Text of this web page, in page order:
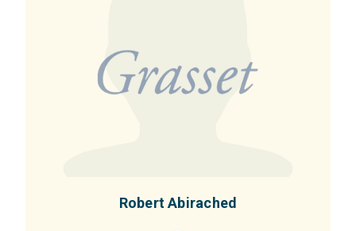
Robert Abirached